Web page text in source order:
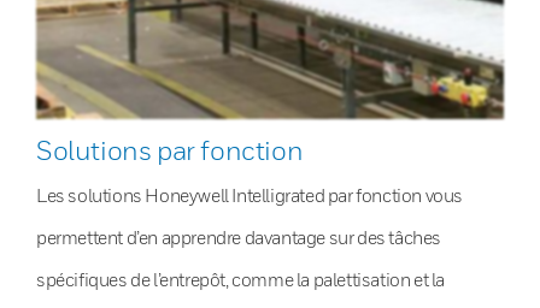
Solutions par fonction
Les solutions Honeywell Intelligrated par fonction vous
permettent d’en apprendre davantage sur des tâches
spécifiques de l’entrepôt, comme la palettisation et la